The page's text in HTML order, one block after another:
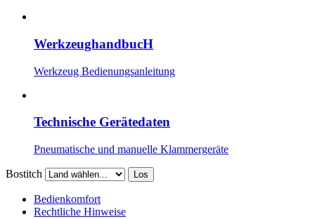
WerkzeughandbucH
Werkzeug Bedienungsanleitung
Technische Gerätedaten
Pneumatische und manuelle Klammergeräte
Bostitch Los
Bedienkomfort
Rechtliche Hinweise